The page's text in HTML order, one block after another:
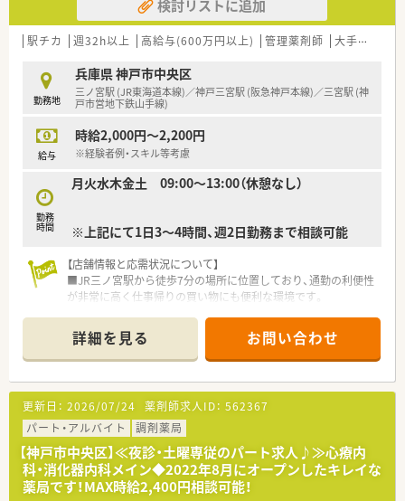
■平日のシフトは月木金10:00～18:00（休憩60分）、隔週での土
曜勤務の際は、9:30～13:30（休憩無）で組んでおり、どのパターン
でもほぼ残業が発生することはございません。
ことなく日々効率的に業務をおこなえます。
≪こんな方におススメ！≫
■有給消化率は100％！長期休暇を取ってご旅行にも行きやすい
環境です。
様には最適な環境です。す。
検討リストに追加
駅チカ 週32h以上 高給与(600万円以上) 管理薬剤師 大手チェーン以外
勤務地
兵庫県 神戸市中央区
三ノ宮駅 (JR東海道本線)／神戸三宮駅 (阪急神戸本線)／三宮駅 (神
戸市営地下鉄山手線)
給与
時給2,000円～2,200円
※経験者例・スキル等考慮
勤務
時間
月火水木金土 09:00～13:00（休憩なし）
※上記にて1日3～4時間、週2日勤務まで相談可能
【店舗情報と応需状況について】
■JR三ノ宮駅から徒歩7分の場所に位置しており、通勤の利便性
が非常に高く仕事帰りの買い物にも便利な環境です。
たりの枚数は20枚から30枚程度と落ち着いています。
■整形外科メインのため、処方箋の内容が複雑すぎず、ブランク
がある方でも比較的スムーズに業務へ慣れることが可能です。
【求人情報について】
■時給は2,000円から2,200円を想定しており、これまでのご経
験やスキルを正当に評価して決定される仕組みです。
■入社日は新体制がスタートする2026年7月1日以降となってお
り、現在就業中の方も余裕を持って準備が可能です。
■雇用形態はパートタイマーとなりますが、扶養控除内での勤務
を希望される方にとっても最適な労働条件を提示します。
詳細を見る お問い合わせ
更新日： 2026/07/24 薬剤師求人ID： 562367
パート・アルバイト
調剤薬局
【神戸市中央区】≪夜診・土曜専従のパート求人♪≫心療内
科・消化器内科メイン◆2022年8月にオープンしたキレイな
薬局です！MAX時給2,400円相談可能！